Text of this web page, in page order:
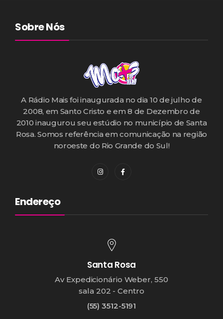
Sobre Nós
A Rádio Mais foi inaugurada no dia 10 de julho de
2008, em Santo Cristo e em 8 de Dezembro de
2010 inaugurou seu estúdio no município de Santa
Rosa. Somos referência em comunicação na região
noroeste do Rio Grande do Sul!
Endereço
Santa Rosa
Av Expedicionário Weber, 550
sala 202 - Centro
(55) 3512-5191